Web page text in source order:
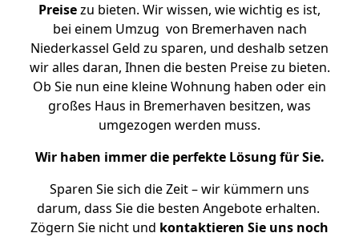
Preisezu bieten. Wir wissen, wie wichtig es ist,
bei einem Umzug von Bremerhaven nach
Niederkassel Geld zu sparen, und deshalb setzen
wir alles daran, Ihnen die besten Preise zu bieten.
Ob Sie nun eine kleine Wohnung haben oder ein
großes Haus in Bremerhaven besitzen, was
umgezogen werden muss.
Wir haben immer die perfekte Lösung für Sie.
Sparen Sie sich die Zeit – wir kümmern uns
darum, dass Sie die besten Angebote erhalten.
Zögern Sie nicht und kontaktieren Sie uns noch